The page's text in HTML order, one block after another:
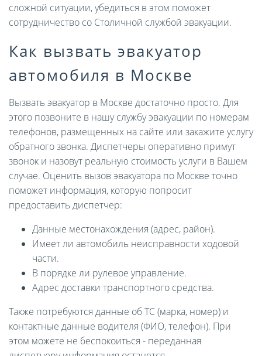
сложной ситуации, убедиться в этом поможет
сотрудничество со Столичной службой эвакуации.
Как вызвать эвакуатор
автомобиля в Москве
Вызвать эвакуатор в Москве достаточно просто. Для
этого позвоните в нашу службу эвакуации по номерам
телефонов, размещенных на сайте или закажите услугу
обратного звонка. Диспетчеры оперативно примут
звонок и назовут реальную стоимость услуги в Вашем
случае. Оценить вызов эвакуатора по Москве точно
поможет информация, которую попросит
предоставить диспетчер:
Данные местонахождения (адрес, район).
Имеет ли автомобиль неисправности ходовой
части.
В порядке ли рулевое управление.
Адрес доставки транспортного средства.
Также потребуются данные об ТС (марка, номер) и
контактные данные водителя (ФИО, телефон). При
этом можете не беспокоиться - переданная